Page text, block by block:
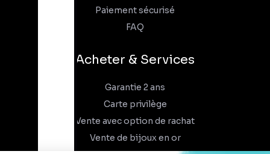
Paiement sécurisé
FAQ
Acheter & Services
Garantie 2 ans
Carte privilège
Vente avec option de rachat
Vente de bijoux en or